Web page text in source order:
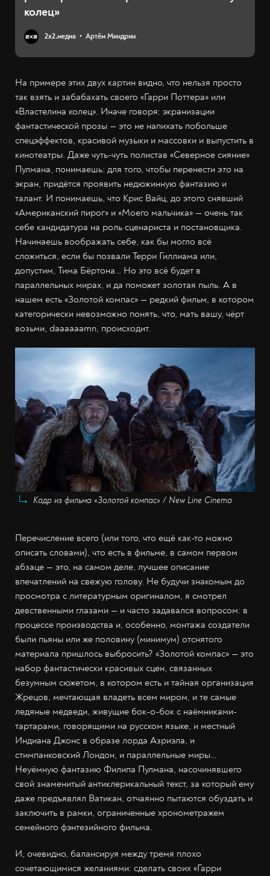
колец»
2х2.медиа Артём Миндрин
На примере этих двух картин видно, что нельзя просто
так взять и забабахать своего «Гарри Поттера» или
«Властелина колец». Иначе говоря: экранизации
фантастической прозы — это не напихать побольше
спецэффектов, красивой музыки и массовки и выпустить в
кинотеатры. Даже чуть-чуть полистав «Северное сияние»
Пулмана, понимаешь: для того, чтобы перенести это на
экран, придётся проявить недюжинную фантазию и
талант. И понимаешь, что Крис Вайц, до этого снявший
«Американский пирог» и «Моего мальчика» — очень так
себе кандидатура на роль сценариста и постановщика.
Начинаешь воображать себе, как бы могло всё
сложиться, если бы позвали Терри Гиллиама или,
допустим, Тима Бёртона… Но это всё будет в
параллельных мирах, и да поможет золотая пыль. А в
нашем есть «Золотой компас» — редкий фильм, в котором
категорически невозможно понять, что, мать вашу, чёрт
возьми, daaaaaamn, происходит.
Кадр из фильма «Золотой компас» / New Line Cinema
Перечисление всего (или того, что ещё как-то можно
описать словами), что есть в фильме, в самом первом
абзаце — это, на самом деле, лучшее описание
впечатлений на свежую голову. Не будучи знакомым до
просмотра с литературным оригиналом, я смотрел
девственными глазами — и часто задавался вопросом: в
процессе производства и, особенно, монтажа создатели
были пьяны или же половину (минимум) отснятого
материала пришлось выбросить? «Золотой компас» — это
набор фантастически красивых сцен, связанных
безумным сюжетом, в котором есть и тайная организация
Жрецов, мечтающая владеть всем миром, и те самые
ледяные медведи, живущие бок-о-бок с наёмниками-
тартарами, говорящими на русском языке, и местный
Индиана Джонс в образе лорда Азриэла, и
стимпанковский Лондон, и параллельные миры…
Неуёмную фантазию Филипа Пулмана, насочинявшего
свой знаменитый антиклерикальный текст, за который ему
даже предъявлял Ватикан, отчаянно пытаются обуздать и
заключить в рамки, ограниченные хронометражем
семейного фэнтезийного фильма.
И, очевидно, балансируя между тремя плохо
сочетающимися желаниями: сделать своих «Гарри